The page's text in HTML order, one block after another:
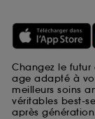
Changez le
age adapté à
meilleurs soins
véritables best-
après